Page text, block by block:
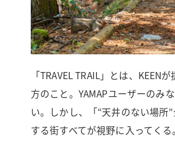
「TRAVEL TRAIL」とは、
方のこと。YAMAPユーザーのみ
い。しかし、「“天井のない場
する街すべてが視野に入ってくる。